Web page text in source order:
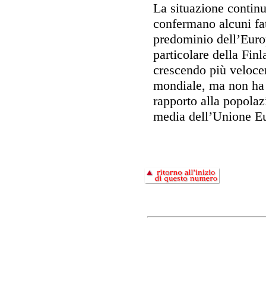
La situazione
confermano alcuni
predominio
particolare della
crescendo più
mondiale, ma non
rapporto alla
media dell’Unione